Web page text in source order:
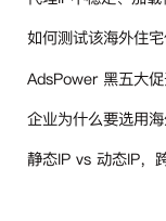
静态IP vs 动态IP，